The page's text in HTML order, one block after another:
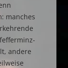
manches
andere